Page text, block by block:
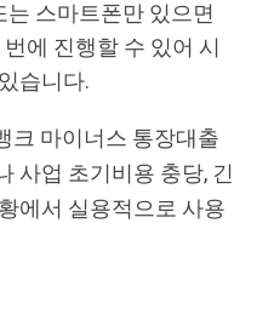
는 스마트폰만 있으면
에 진행할 수 있어 시
습니다.
크 마이너스 통장대출
사업 초기비용 충당, 긴
에서 실용적으로 사용